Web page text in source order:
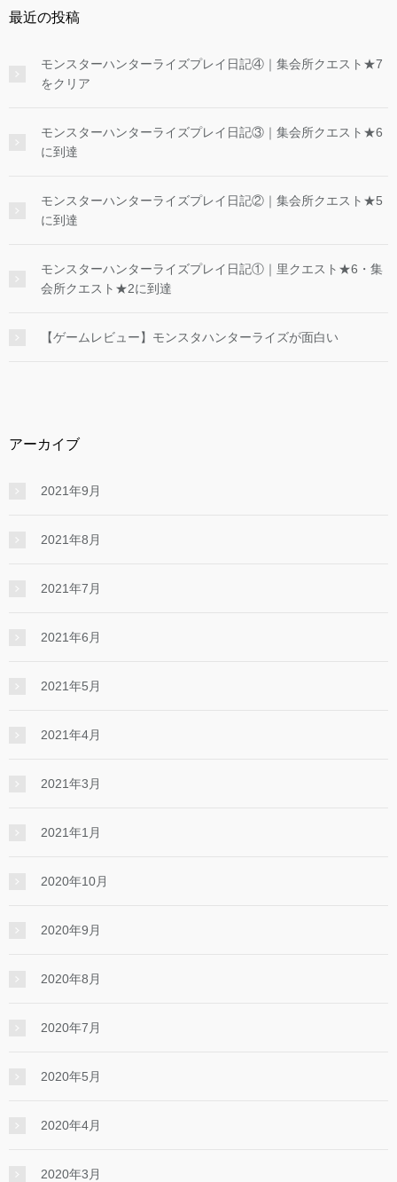
最近の投稿
モンスターハンターライズプレイ日記④｜集会所クエスト★7
をクリア
モンスターハンターライズプレイ日記③｜集会所クエスト★6
に到達
モンスターハンターライズプレイ日記②｜集会所クエスト★5
に到達
モンスターハンターライズプレイ日記①｜里クエスト★6・集
会所クエスト★2に到達
【ゲームレビュー】モンスタハンターライズが面白い
アーカイブ
2021年9月
2021年8月
2021年7月
2021年6月
2021年5月
2021年4月
2021年3月
2021年1月
2020年10月
2020年9月
2020年8月
2020年7月
2020年5月
2020年4月
2020年3月